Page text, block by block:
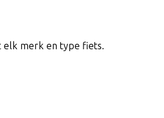
elk merk en type fiets.